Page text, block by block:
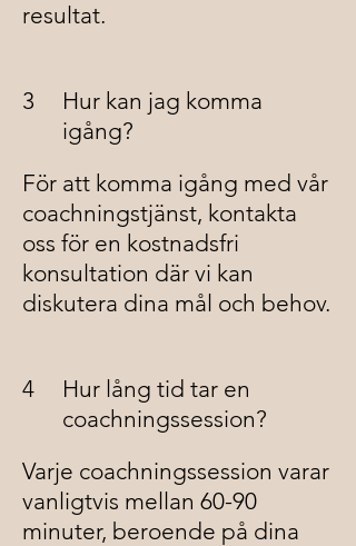
resultat.
3
Hur kan jag komma
igång?
För att komma igång med vår
coachningstjänst, kontakta
oss för en kostnadsfri
konsultation där vi kan
diskutera dina mål och behov.
4
Hur lång tid tar en
coachningssession?
Varje coachningssession varar
vanligtvis mellan 60-90
minuter, beroende på dina